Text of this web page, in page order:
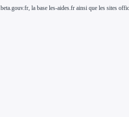
la base les-aides.fr ainsi que les sites